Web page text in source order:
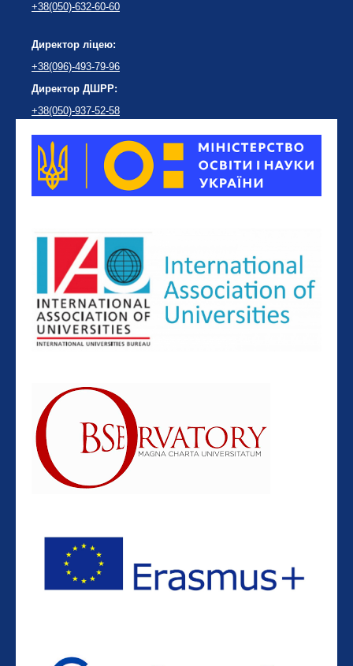
+38(050)-632-60-60
Директор ліцею:
+38(096)-493-79-96
Директор ДШРР:
+38(050)-937-52-58